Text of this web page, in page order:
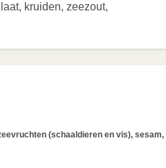
kruiden, zeezout,
(schaaldieren en vis), sesam,